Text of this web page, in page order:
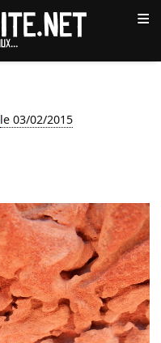
≡
le 03/02/2015